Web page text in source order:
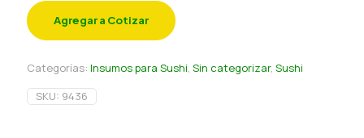
Agregar a Cotizar
Categorías: Insumos para Sushi, Sin categorizar, Sushi
SKU: 9436